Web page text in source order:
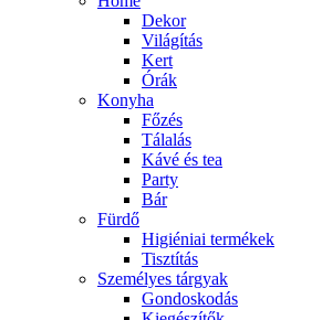
Dekor
Világítás
Kert
Órák
Konyha
Főzés
Tálalás
Kávé és tea
Party
Bár
Fürdő
Higiéniai termékek
Tisztítás
Személyes tárgyak
Gondoskodás